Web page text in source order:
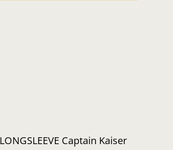
LONGSLEEVE Captain Kaiser